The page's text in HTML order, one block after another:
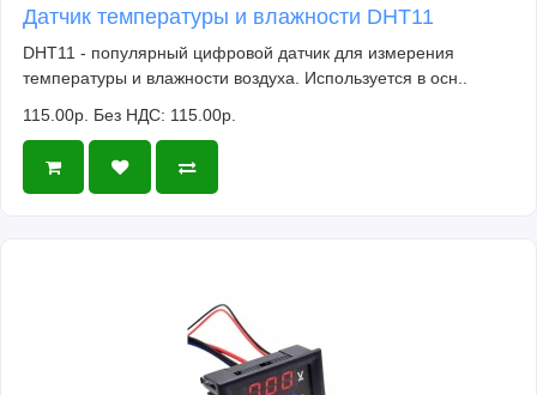
Датчик температуры и влажности DHT11
DHT11 - популярный цифровой датчик для измерения
температуры и влажности воздуха. Используется в осн..
115.00р. Без НДС: 115.00р.